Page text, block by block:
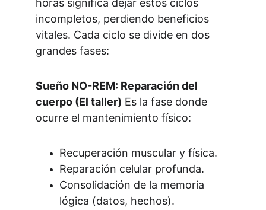
horas significa dejar estos ciclos
incompletos, perdiendo beneficios
vitales. Cada ciclo se divide en dos
grandes fases:
Sueño NO-REM: Reparación del
cuerpo (El taller) Es la fase donde
ocurre el mantenimiento físico:
Recuperación muscular y física.
Reparación celular profunda.
Consolidación de la memoria
lógica (datos, hechos).